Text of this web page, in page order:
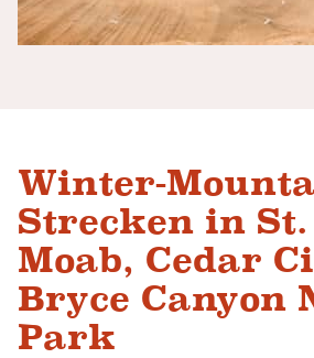
Winter-
Strecken in St.
Moab, Cedar
Bryce Canyon
Park